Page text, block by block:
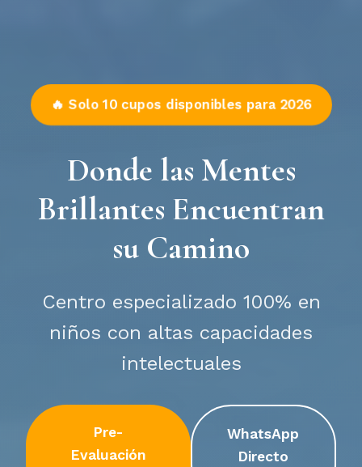
🔥 Solo 10 cupos disponibles para 2026
Donde las Mentes
Brillantes Encuentran
su Camino
Centro especializado 100% en
niños con altas capacidades
intelectuales
Pre-
Evaluación
WhatsApp
Directo